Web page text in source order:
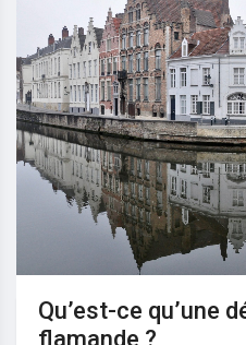
Qu’est-ce qu’une
flamande ?